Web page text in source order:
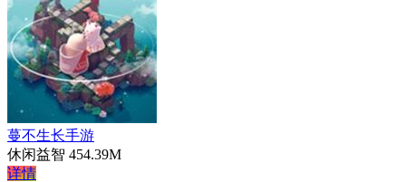
蔓不生长手游
休闲益智 454.39M
详情